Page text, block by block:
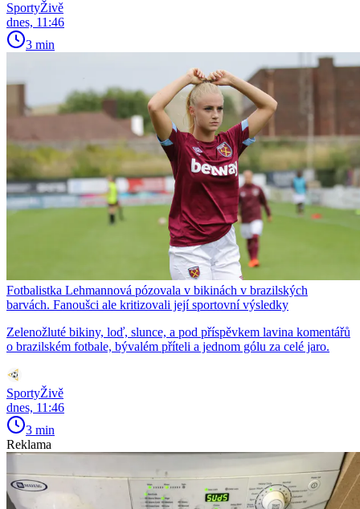
SportyŽivě
dnes, 11:46
3 min
Fotbalistka Lehmannová pózovala v bikinách v brazilských
barvách. Fanoušci ale kritizovali její sportovní výsledky
Zelenožluté bikiny, loď, slunce, a pod příspěvkem lavina komentářů
o brazilském fotbale, bývalém příteli a jednom gólu za celé jaro.
SportyŽivě
dnes, 11:46
3 min
Reklama